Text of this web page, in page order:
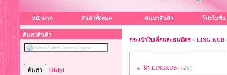
หน้าแรก สินค้าทั้งหมด ค้นหาสินค้า โปรโมชั่น
ค้นหาสินค้า
[Help]
กระเป๋าใบเล็กและธนบัตร > LING KUB
ผ้า LINGKUB (526)